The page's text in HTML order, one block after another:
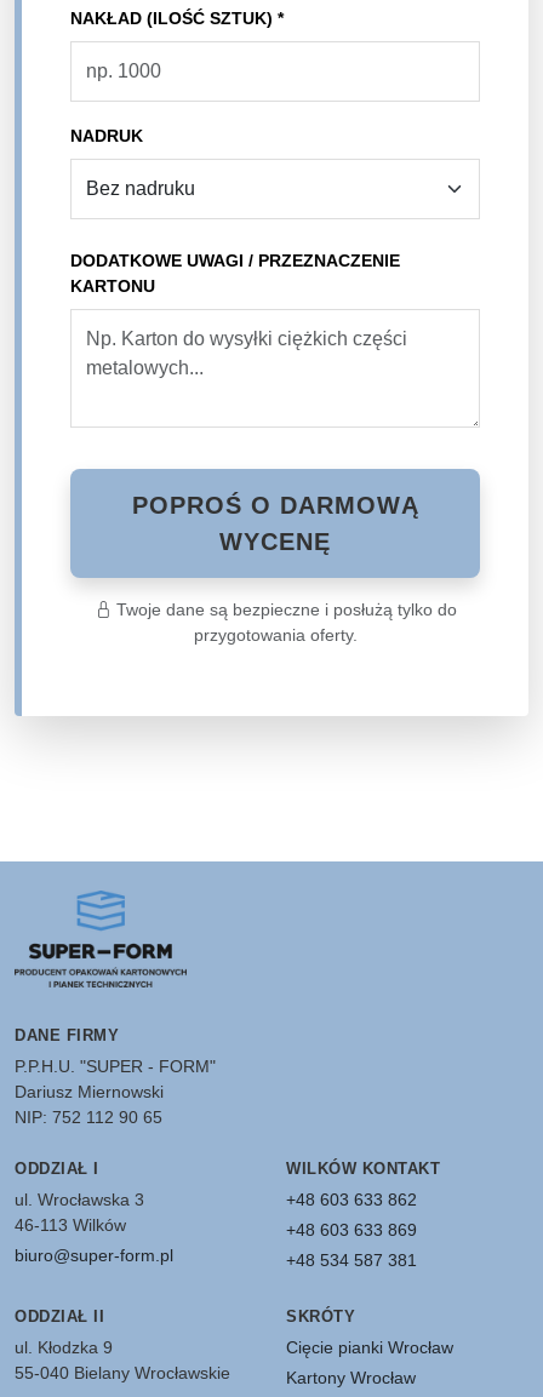
NAKŁAD (ILOŚĆ SZTUK) *
NADRUK
DODATKOWE UWAGI / PRZEZNACZENIE
KARTONU
POPROŚ O DARMOWĄ
WYCENĘ
Twoje dane są bezpieczne i posłużą tylko do
przygotowania oferty.
DANE FIRMY
P.P.H.U. "SUPER - FORM"
Dariusz Miernowski
NIP: 752 112 90 65
ODDZIAŁ I
ul. Wrocławska 3
46-113 Wilków
biuro@super-form.pl
WILKÓW KONTAKT
+48 603 633 862
+48 603 633 869
+48 534 587 381
ODDZIAŁ II
ul. Kłodzka 9
55-040 Bielany Wrocławskie
SKRÓTY
Cięcie pianki Wrocław
Kartony Wrocław